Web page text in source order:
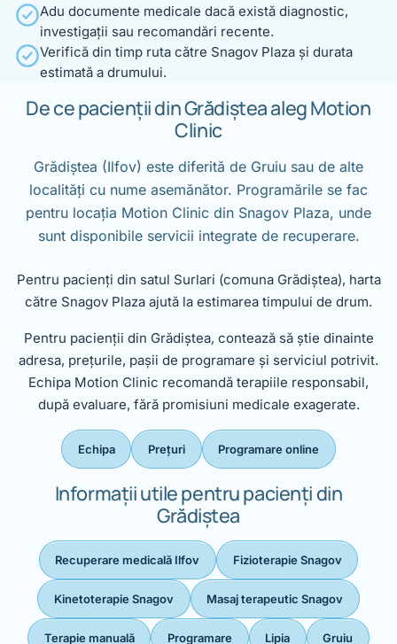
Adu documente medicale dacă există diagnostic,
investigații sau recomandări recente.
Verifică din timp ruta către Snagov Plaza și durata
estimată a drumului.
De ce pacienții din Grădiștea aleg Motion
Clinic
Grădiștea (Ilfov) este diferită de Gruiu sau de alte
localități cu nume asemănător. Programările se fac
pentru locația Motion Clinic din Snagov Plaza, unde
sunt disponibile servicii integrate de recuperare.
Pentru pacienți din satul Surlari (comuna Grădiștea), harta
către Snagov Plaza ajută la estimarea timpului de drum.
Pentru pacienții din Grădiștea, contează să știe dinainte
adresa, prețurile, pașii de programare și serviciul potrivit.
Echipa Motion Clinic recomandă terapiile responsabil,
după evaluare, fără promisiuni medicale exagerate.
Echipa Prețuri Programare online
Informații utile pentru pacienți din
Grădiștea
Recuperare medicală Ilfov Fizioterapie Snagov
Kinetoterapie Snagov Masaj terapeutic Snagov
Terapie manuală Programare Lipia Gruiu